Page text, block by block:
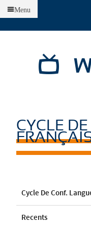
Menu
CYCLE
Cycle De Conf.
Recents